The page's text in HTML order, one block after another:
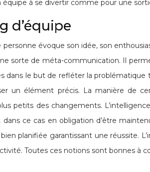
équipe à se divertir comme pour une
d’équipe
évoque son idée, son
sorte de méta-communication. Il
dans le but de refléter la
un élément précis. La manière de
petits des changements.
ce cas en obligation d’être
planifiée garantissant une réussite.
Toutes ces notions sont bonnes à